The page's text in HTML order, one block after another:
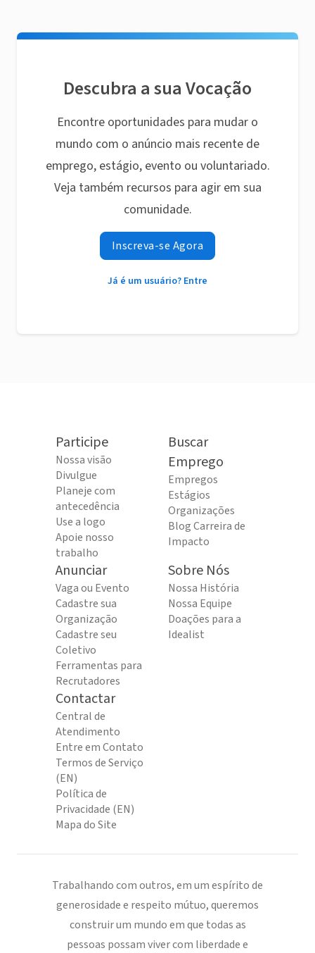
Descubra a sua Vocação
Encontre oportunidades para mudar o
mundo com o anúncio mais recente de
emprego, estágio, evento ou voluntariado.
Veja também recursos para agir em sua
comunidade.
Inscreva-se Agora
Já é um usuário? Entre
Participe
Nossa visão
Divulgue
Planeje com
antecedência
Use a logo
Apoie nosso
trabalho
Buscar
Emprego
Empregos
Estágios
Organizações
Blog Carreira de
Impacto
Anunciar
Vaga ou Evento
Cadastre sua
Organização
Cadastre seu
Coletivo
Ferramentas para
Recrutadores
Sobre Nós
Nossa História
Nossa Equipe
Doações para a
Idealist
Contactar
Central de
Atendimento
Entre em Contato
Termos de Serviço
(EN)
Política de
Privacidade (EN)
Mapa do Site
Trabalhando com outros, em um espírito de
generosidade e respeito mútuo, queremos
construir um mundo em que todas as
pessoas possam viver com liberdade e